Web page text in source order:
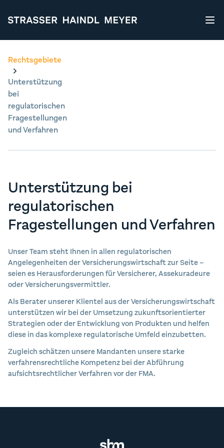
STRASSER HAINDL MEYER
Rechtsgebiete
Unterstützung
bei
regulatorischen
Fragestellungen
und Verfahren
Unterstützung bei
regulatorischen
Fragestellungen und Verfahren
Unser Team steht Ihnen in allen regulatorischen
Angelegenheiten der Versicherungswirtschaft zur Seite –
seien es Herausforderungen für Versicherer, Assekuradeure
oder Versicherungsvermittler.
Als Berater unserer Klientel aus der Versicherungswirtschaft
unterstützen wir bei der Umsetzung zukunftsorientierter
Strategien oder der Entwicklung von Produkten und helfen
diese in das komplexe regulatorische Umfeld einzubetten.
Zugleich schätzen unsere Mandanten unsere starke
verfahrensrechtliche Kompetenz bei der Abführung
aufsichtsrechtlicher Verfahren vor der FMA.